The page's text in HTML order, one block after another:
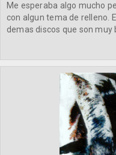
Me esperaba algo mucho
con algun tema de relleno.
demas discos que son muy